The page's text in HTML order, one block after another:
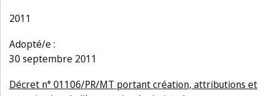
2011
Adopté/e :
30 septembre 2011
Décret n° 01106/PR/MT portant création, attributions et